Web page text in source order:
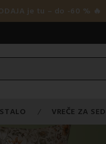
je tu – do -60 % 🔥
VREČE ZA